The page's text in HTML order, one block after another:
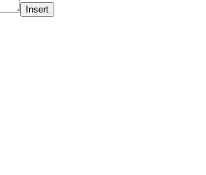
Insert